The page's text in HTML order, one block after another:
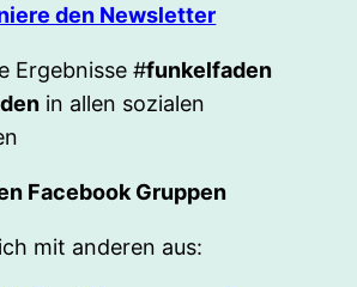
den Newsletter
Ergebnisse #funkelfaden
in allen sozialen
Facebook Gruppen
mit anderen aus: